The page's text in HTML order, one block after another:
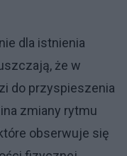
dla istnienia
że w
do przyspieszenia
zmiany rytmu
obserwuje się